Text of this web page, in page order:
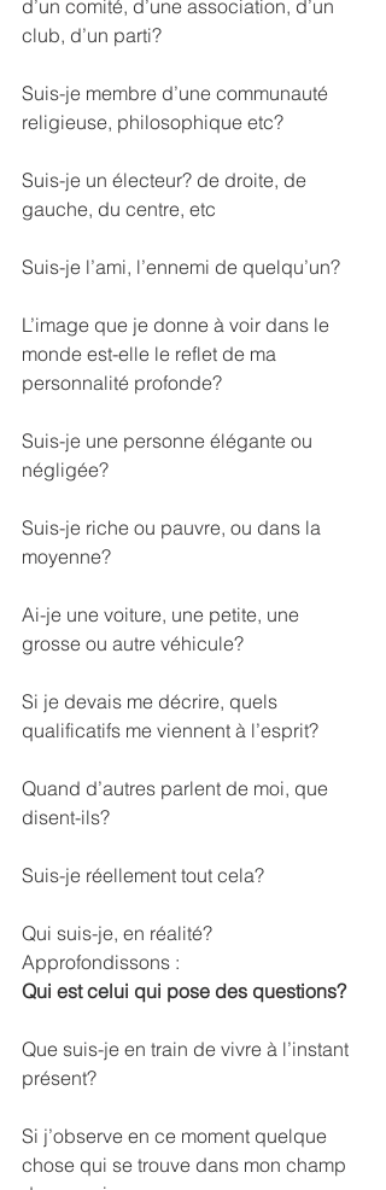
d’un comité, d’une association, d’un
club, d’un parti?
Suis-je membre d’une communauté
religieuse, philosophique etc?
Suis-je un électeur? de droite, de
gauche, du centre, etc
Suis-je l’ami, l’ennemi de quelqu’un?
L’image que je donne à voir dans le
monde est-elle le reflet de ma
personnalité profonde?
Suis-je une personne élégante ou
négligée?
Suis-je riche ou pauvre, ou dans la
moyenne?
Ai-je une voiture, une petite, une
grosse ou autre véhicule?
Si je devais me décrire, quels
qualificatifs me viennent à l’esprit?
Quand d’autres parlent de moi, que
disent-ils?
Suis-je réellement tout cela?
Qui suis-je, en réalité?
Approfondissons :
Qui est celui qui pose des questions?
Que suis-je en train de vivre à l’instant
présent?
Si j’observe en ce moment quelque
chose qui se trouve dans mon champ